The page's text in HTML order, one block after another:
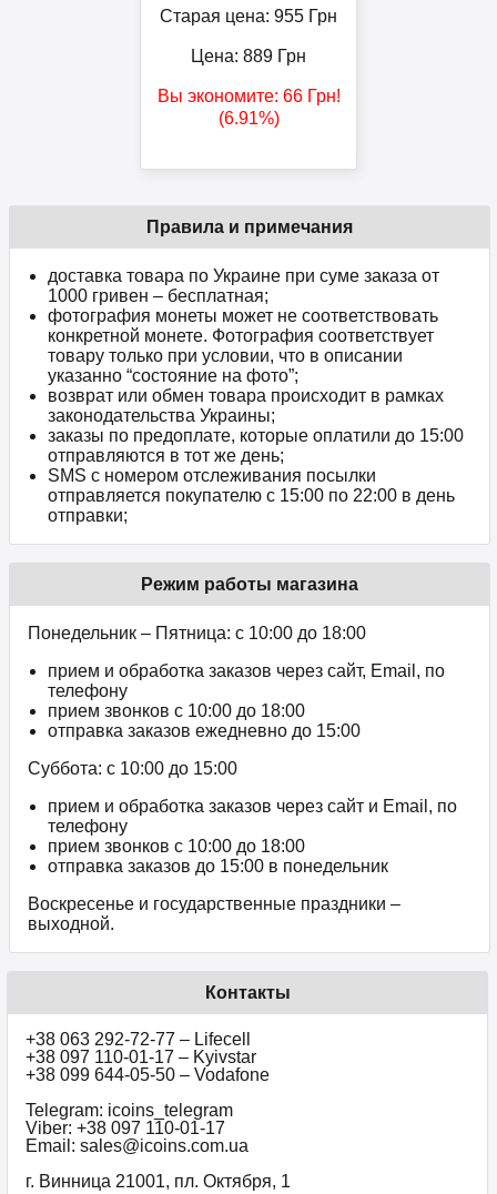
Старая цена: 955 Грн
Цена: 889 Грн
Вы экономите: 66Грн!
(6.91%)
Правила и примечания
доставка товара по Украине при суме заказа от
1000 гривен – бесплатная;
фотография монеты может не соответствовать
конкретной монете. Фотография соответствует
товару только при условии, что в описании
указанно “состояние на фото”;
возврат или обмен товара происходит в рамках
законодательства Украины;
заказы по предоплате, которые оплатили до 15:00
отправляются в тот же день;
SMS с номером отслеживания посылки
отправляется покупателю с 15:00 по 22:00 в день
отправки;
Режим работы магазина
Понедельник – Пятница: с 10:00 до 18:00
прием и обработка заказов через сайт, Email, по
телефону
прием звонков c 10:00 до 18:00
отправка заказов ежедневно до 15:00
Суббота: с 10:00 до 15:00
прием и обработка заказов через сайт и Email, по
телефону
прием звонков c 10:00 до 18:00
отправка заказов до 15:00 в понедельник
Воскресенье и государственные праздники –
выходной.
Контакты
+38 063 292-72-77 – Lifecell
+38 097 110-01-17 – Kyivstar
+38 099 644-05-50 – Vodafone
Telegram: icoins_telegram
Viber: +38 097 110-01-17
Email: sales@icoins.com.ua
г. Винница 21001, пл. Октября, 1